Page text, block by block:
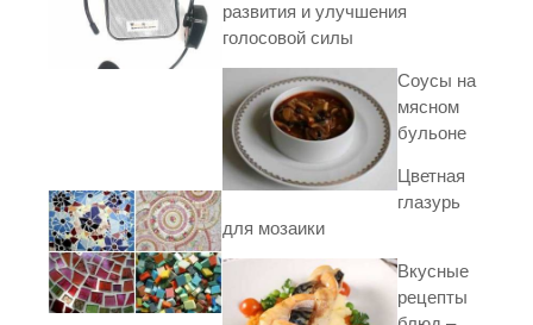
развития и улучшения
голосовой силы
Соусы на
мясном
бульоне
Цветная
глазурь
для мозаики
Вкусные
рецепты